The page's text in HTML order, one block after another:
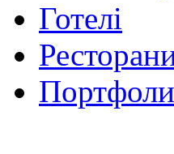
Готелі